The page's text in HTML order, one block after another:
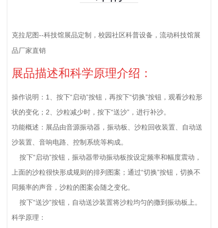
克拉尼图--科技馆展品定制，校园社区科普设备，流动科技馆展
品厂家直销
展品描述和科学原理介绍：
操作说明：1、按下“启动”按钮，再按下“切换”按钮，观看沙粒形
状的变化；2、沙粒减少时，按下“送沙”，进行补沙。
功能概述：展品由音源振动器，振动板、沙粒回收装置、自动送
沙装置、音响电路、控制系统等构成。
按下“启动”按钮，振动器带动振动板按设定频率和幅度震动，
上面的沙粒很快形成规则的排列图案；通过“切换”按钮，切换不
同频率的声音，沙粒的图案会随之变化。
按下“送沙”按钮，自动送沙装置将沙粒均匀的撒到振动板上。
科学原理：